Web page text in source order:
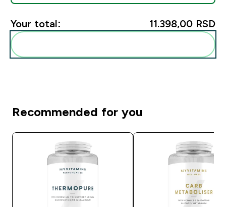
Your total: 11.398,00 RSD‎
Recommended for you